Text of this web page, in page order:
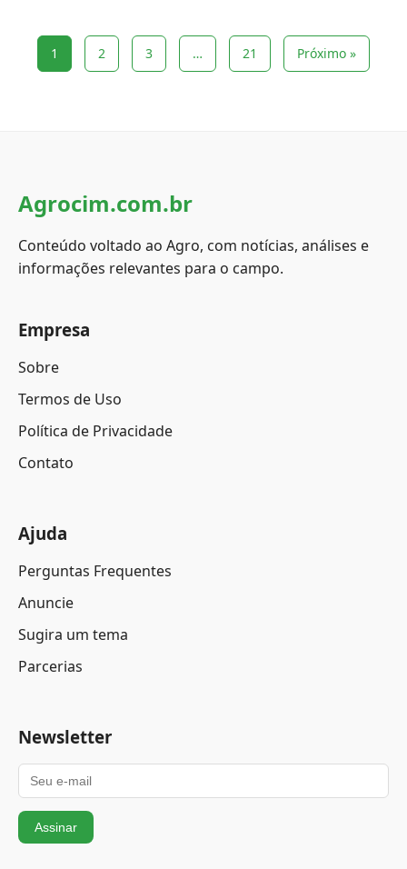
1 2 3 … 21 Próximo »
Agrocim.com.br
Conteúdo voltado ao Agro, com notícias, análises e
informações relevantes para o campo.
Empresa
Sobre
Termos de Uso
Política de Privacidade
Contato
Ajuda
Perguntas Frequentes
Anuncie
Sugira um tema
Parcerias
Newsletter
Assinar